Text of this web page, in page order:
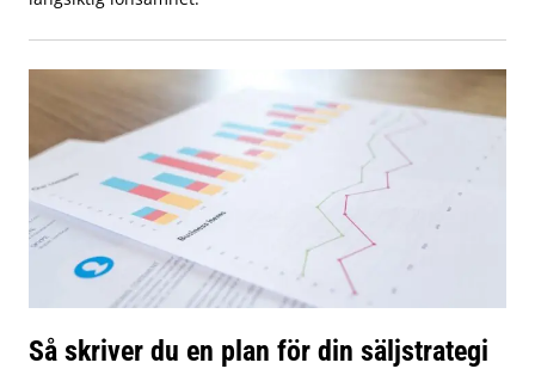
Så skriver du en plan för din säljstrategi